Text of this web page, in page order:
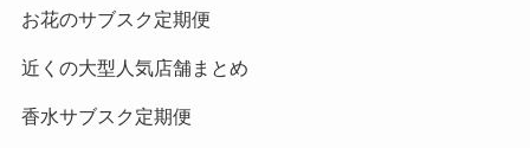
お花のサブスク定期便
近くの大型人気店舗まとめ
香水サブスク定期便